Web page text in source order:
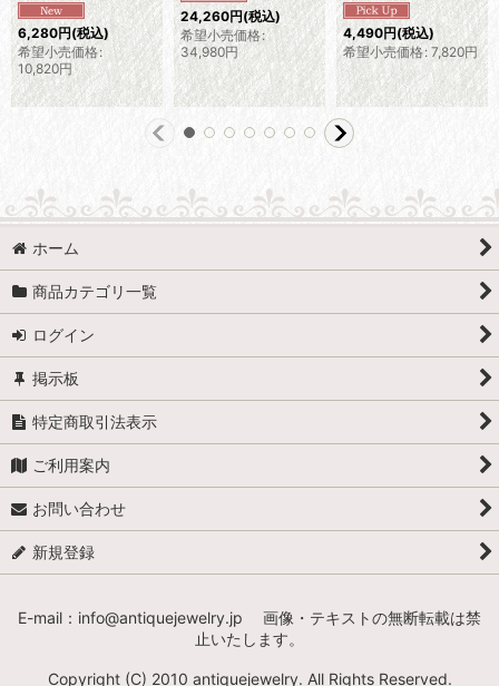
6,280円(税込)
希望小売価格:
10,820円
24,260円(税込)
希望小売価格:
34,980円
4,490円(税込)
希望小売価格: 7,820円
ホーム
商品カテゴリ一覧
ログイン
掲示板
特定商取引法表示
ご利用案内
お問い合わせ
新規登録
E-mail：info@antiquejewelry.jp 画像・テキストの無断転載は禁
止いたします。
Copyright (C) 2010 antiquejewelry. All Rights Reserved.